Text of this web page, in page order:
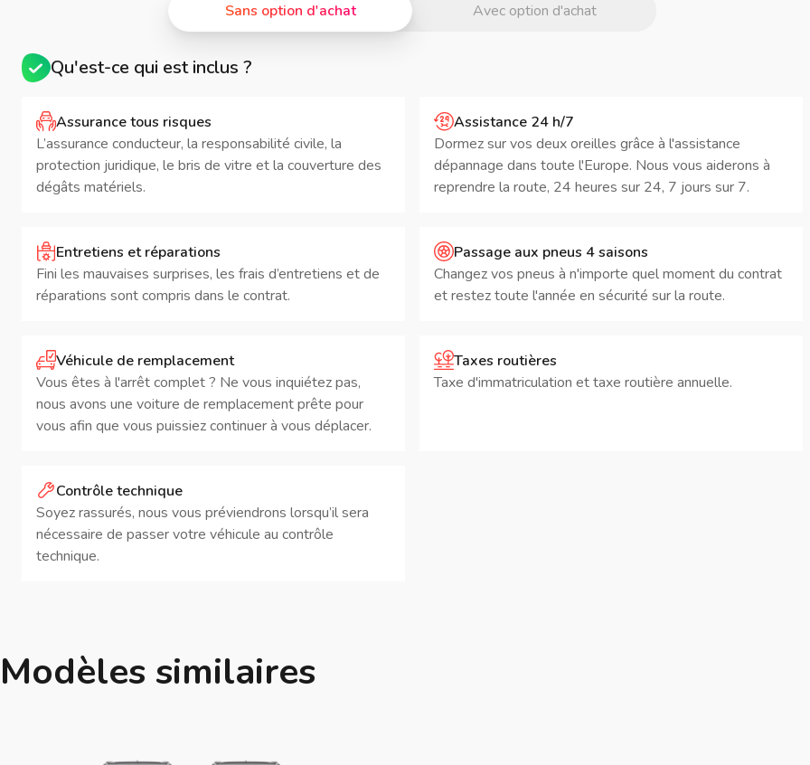
Modèles similaires
Avec option d'achat
Sans option d'achat
Qu'est-ce qui est inclus ?
Assurance tous risques
L’assurance conducteur, la responsabilité civile, la
protection juridique, le bris de vitre et la couverture des
dégâts matériels.
Assistance 24 h/7
Dormez sur vos deux oreilles grâce à l'assistance
dépannage dans toute l'Europe. Nous vous aiderons à
reprendre la route, 24 heures sur 24, 7 jours sur 7.
Entretiens et réparations
Fini les mauvaises surprises, les frais d’entretiens et de
réparations sont compris dans le contrat.
Passage aux pneus 4 saisons
Changez vos pneus à n'importe quel moment du contrat
et restez toute l'année en sécurité sur la route.
Véhicule de remplacement
Vous êtes à l'arrêt complet ? Ne vous inquiétez pas,
nous avons une voiture de remplacement prête pour
vous afin que vous puissiez continuer à vous déplacer.
Taxes routières
Taxe d'immatriculation et taxe routière annuelle.
Contrôle technique
Soyez rassurés, nous vous préviendrons lorsqu’il sera
nécessaire de passer votre véhicule au contrôle
technique.